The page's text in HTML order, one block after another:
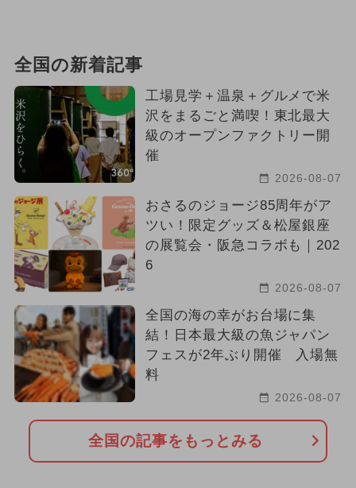
全国の新着記事
工場見学＋温泉＋グルメで米
沢をまるごと満喫！東北最大
級のオープンファクトリー開
催
2026-08-07
おさるのジョージ85周年がア
ツい！限定グッズ＆松屋銀座
の展覧会・阪急コラボも｜202
6
2026-08-07
全国の海の幸がお台場に集
結！日本最大級の魚ジャパン
フェスが2年ぶり開催 入場無
料
2026-08-07
全国の記事をもっとみる